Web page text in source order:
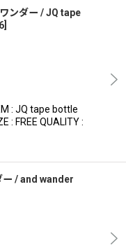
ンダー / JQ tape
: JQ tape bottle
: FREE QUALITY :
/ and wander